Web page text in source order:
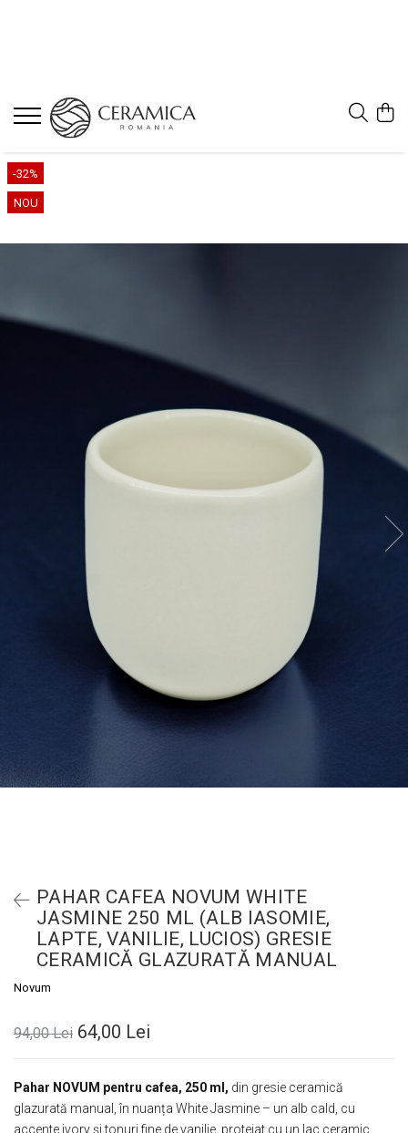
-32%
NOU
PAHAR CAFEA NOVUM WHITE
JASMINE 250 ML (ALB IASOMIE,
LAPTE, VANILIE, LUCIOS) GRESIE
CERAMICĂ GLAZURATĂ MANUAL
Novum
94,00 Lei 64,00 Lei
Pahar NOVUM pentru cafea, 250 ml, din gresie ceramică
glazurată manual, în nuanța White Jasmine – un alb cald, cu
accente ivory și tonuri fine de vanilie, protejat cu un lac ceramic